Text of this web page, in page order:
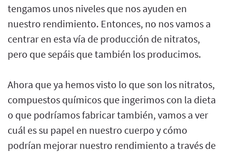
tengamos unos niveles que nos ayuden en
nuestro rendimiento. Entonces, no nos vamos a
centrar en esta vía de producción de nitratos,
pero que sepáis que también los producimos.
Ahora que ya hemos visto lo que son los nitratos,
compuestos químicos que ingerimos con la dieta
o que podríamos fabricar también, vamos a ver
cuál es su papel en nuestro cuerpo y cómo
podrían mejorar nuestro rendimiento a través de